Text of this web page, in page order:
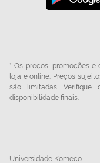
* Os preços, promoções
loja e online. Preços
são limitadas.
disponibilidade finais.
Universidade Komeco